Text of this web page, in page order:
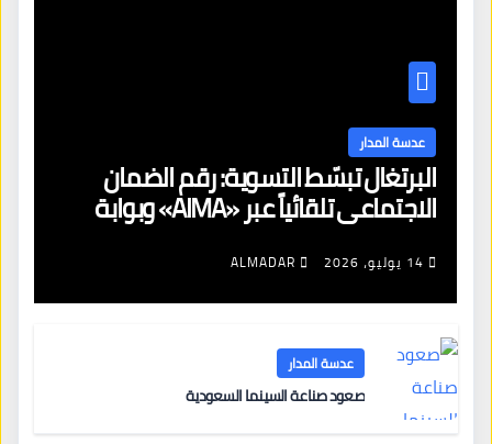
عدسة المدار
البرتغال تبسّط التسوية: رقم الضمان
الاجتماعي تلقائياً عبر «AIMA» وبوابة
جديدة لتجديد الإقامات14 يوليو، 2026 ALMADAR
عدسة المدار
صعود صناعة السينما السعودية